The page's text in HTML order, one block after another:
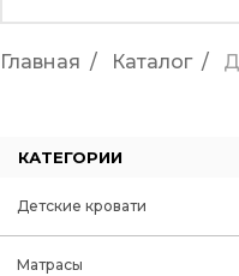
Главная Каталог
КАТЕГОРИИ
Детские кровати
Матрасы